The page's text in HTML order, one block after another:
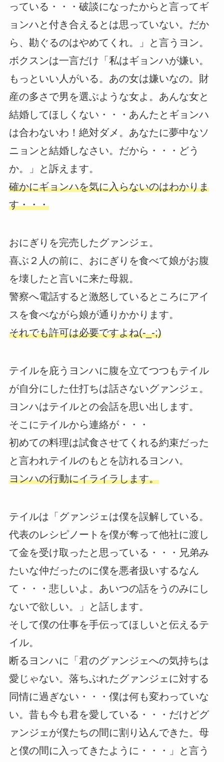
っている・・・破談になったからと言ってギ
ョンハと付き合えるとは思っていない。だか
ら、勘ぐるのはやめてくれ。」と言うヨン。
ボクスンは一言だけ「私はギョンハが嫌い。
もっといい人がいる。あの女は嫌いなの。財
産の多さで男を選ぶような女よ。あんな女と
結婚してほしくない・・・あんたとギョンハ
は合わないわ！絶対ダメ。あなたに夢中なソ
ニョンと結婚しなさい。だから・・・どう
か。」と訴えます。
確かにギョンハを気に入らないのはわかりま
す・・・
おにぎりを完売したグァンジェ。
喜ぶ２人の前に、おにぎりを食べて娘がお腹
を壊したと言いに来た母親。
警察へ電話すると激怒しているところにアイ
スを食べながら娘が通りかかります。
それでも許可は必要ですよね(-_-;)
テイルを庇うヨンハに腹を立てつつもテイル
が自分にした仕打ちは話さないグァンジェ。
ヨンハはテイルとの会話を思い出します。
そこにテイルから連絡が・・・
初めての料理は試食させてくれる約束だった
と言われテイルのもとを訪れるヨンハ。
ヨンハの行動にイライラします。
テイルは「グァンジェは僕を誤解している。
代表のレシピノートを僕が奪って他社に渡し
て金を受け取ったと思っている・・・兄弟み
たいな仲だったのに僕を悪者扱いするなん
て・・・悲しいよ。あいつの話をうのみにし
ないで欲しい。」と話します。
そして僕の仕事を手伝ってほしいと伝えるテ
イル。
断るヨンハに「君のグァンジェへの気持ちは
愛じゃない。落ちぶれたグァンジェに対する
同情に過ぎない・・・僕は何も変わっていな
い。昔も今も君を愛している・・・だけどグ
ァンジェが僕たちの間に割り込んできた。母
と僕の間に入ってきたように・・・」と言う